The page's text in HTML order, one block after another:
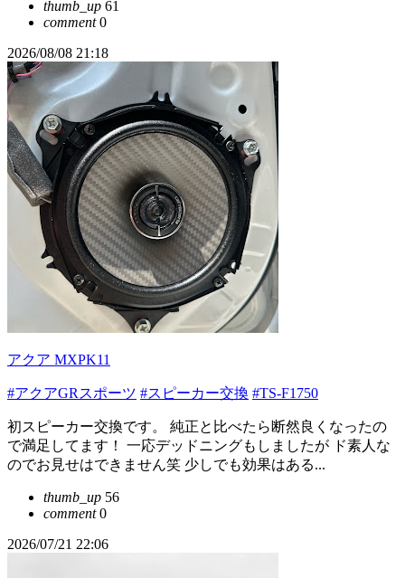
thumb_up 61
comment0
2026/08/08 21:18
アクア MXPK11
#アクアGRスポーツ #スピーカー交換 #TS-F1750
初スピーカー交換です。 純正と比べたら断然良くなったの
で満足してます！ 一応デッドニングもしましたが ド素人な
のでお見せはできません笑 少しでも効果はある...
thumb_up 56
comment0
2026/07/21 22:06